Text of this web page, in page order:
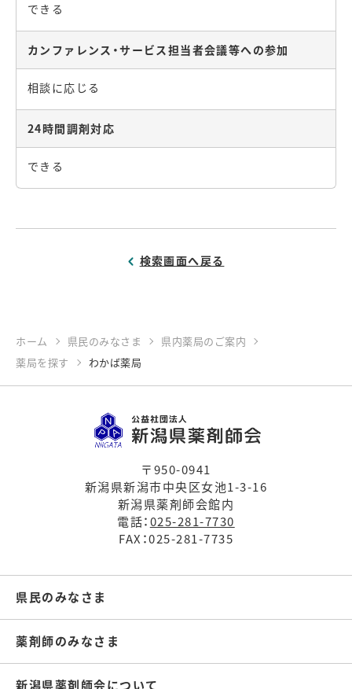
できる
カンファレンス・サービス担当者会議等への参加
相談に応じる
24時間調剤対応
できる
検索画面へ戻る
ホーム 県民のみなさま
県内薬局のご案内
薬局を探す
わかば薬局
〒950-0941
新潟県新潟市中央区女池1-3-16
新潟県薬剤師会館内
電話：025-281-7730
FAX：025-281-7735
県民のみなさま
薬剤師のみなさま
新潟県薬剤師会について